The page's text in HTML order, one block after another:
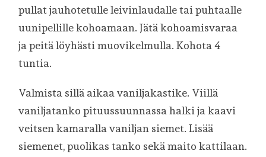
pullat jauhotetulle leivinlaudalle tai puhtaalle
uunipellille kohoamaan. Jätä kohoamisvaraa
ja peitä löyhästi muovikelmulla. Kohota 4
tuntia.
Valmista sillä aikaa vaniljakastike. Viillä
vaniljatanko pituussuunnassa halki ja kaavi
veitsen kamaralla vaniljan siemet. Lisää
siemenet, puolikas tanko sekä maito kattilaan.